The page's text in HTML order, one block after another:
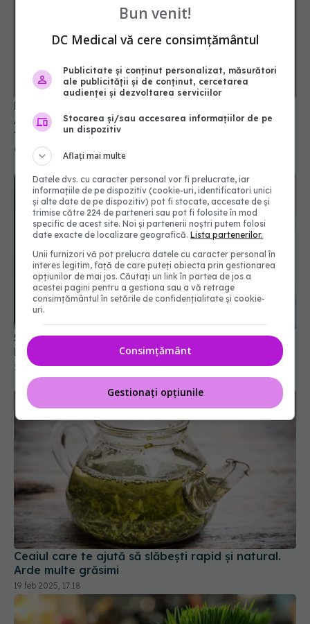
Remedii care ajută în vezica urinară hiperactivă.
Asta reduce nevoia frecventă de a merge la
toaletă
02 mai 2026, 08:17
5 plante medicinale care ajută la echilibrarea
hormonilor
10 sep 2025, 14:10
Ceaiul care te ajută să slăbești rapid și natural.
Arde multe grăsimi
19 feb 2025, 17:18
Bun venit!
DC Medical vă cere consimțământul
Publicitate și conținut personalizat, măsurători
ale publicității și de conținut, cercetarea
audienței și dezvoltarea serviciilor
Stocarea și/sau accesarea informațiilor de pe
un dispozitiv
Aflați mai multe
Datele dvs. cu caracter personal vor fi prelucrate, iar
informațiile de pe dispozitiv (cookie-uri, identificatori unici
și alte date de pe dispozitiv) pot fi stocate, accesate de și
trimise către 224 de parteneri sau pot fi folosite în mod
specific de acest site. Noi și partenerii noștri putem folosi
date exacte de localizare geografică.Lista partenerilor.
Unii furnizori vă pot prelucra datele cu caracter personal în
interes legitim, față de care puteți obiecta prin gestionarea
opțiunilor de mai jos. Căutați un link în partea de jos a
acestei pagini pentru a gestiona sau a vă retrage
consimțământul în setările de confidențialitate și cookie-
uri.
Consimțământ
Gestionați opțiunile